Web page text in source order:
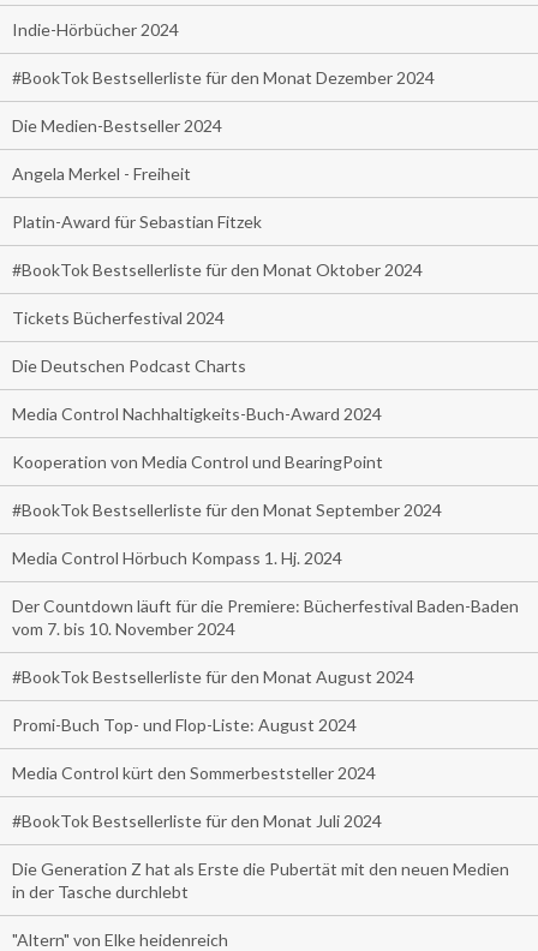
Indie-Hörbücher 2024
#BookTok Bestsellerliste für den Monat Dezember 2024
Die Medien-Bestseller 2024
Angela Merkel - Freiheit
Platin-Award für Sebastian Fitzek
#BookTok Bestsellerliste für den Monat Oktober 2024
Tickets Bücherfestival 2024
Die Deutschen Podcast Charts
Media Control Nachhaltigkeits-Buch-Award 2024
Kooperation von Media Control und BearingPoint
#BookTok Bestsellerliste für den Monat September 2024
Media Control Hörbuch Kompass 1. Hj. 2024
Der Countdown läuft für die Premiere: Bücherfestival Baden-Baden
vom 7. bis 10. November 2024
#BookTok Bestsellerliste für den Monat August 2024
Promi-Buch Top- und Flop-Liste: August 2024
Media Control kürt den Sommerbeststeller 2024
#BookTok Bestsellerliste für den Monat Juli 2024
Die Generation Z hat als Erste die Pubertät mit den neuen Medien
in der Tasche durchlebt
"Altern" von Elke heidenreich